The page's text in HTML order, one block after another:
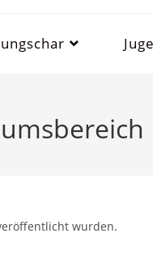
wurden.